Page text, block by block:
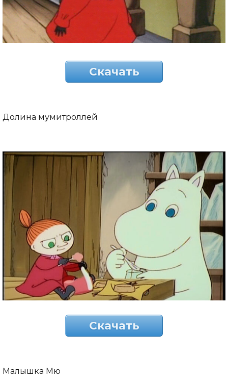
Скачать
Долина мумитроллей
Скачать
Малышка Мю